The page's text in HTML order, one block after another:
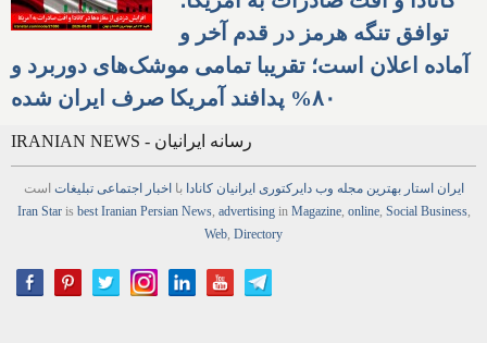
توافق تنگه هرمز در قدم آخر و
آماده اعلان است؛ تقریبا تمامی موشک‌های دوربرد و
۸۰% پدافند آمریکا صرف ایران شده
IRANIAN NEWS - رسانه ایرانیان
ایران استار بهترین مجله وب دایرکتوری ایرانیان کانادا با اخبار اجتماعی تبلیغات است
Iran Staris best Iranian Persian News, advertisingin Magazine, online, Social Business,
Web, Directory